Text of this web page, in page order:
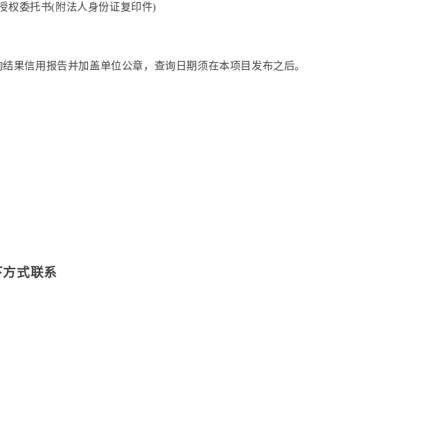
权委托书(附法人身份证复印件)
果信用报告并加盖单位公章，查询日期须在本项目发布之后。
式联系